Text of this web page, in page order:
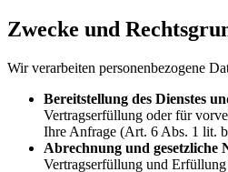
Zwecke und
Wir verarbeiten personenbezogene
Bereitstellung des Dienstes
Vertragserfüllung oder für
Ihre Anfrage (Art. 6 Abs. 1 lit.
Abrechnung und gesetzliche
Vertragserfüllung und